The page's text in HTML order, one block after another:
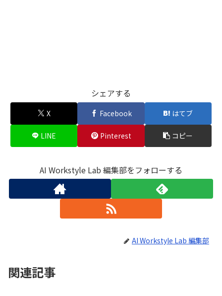
シェアする
X Facebook はてブ
LINE Pinterest コピー
AI Workstyle Lab 編集部をフォローする
AI Workstyle Lab 編集部
関連記事